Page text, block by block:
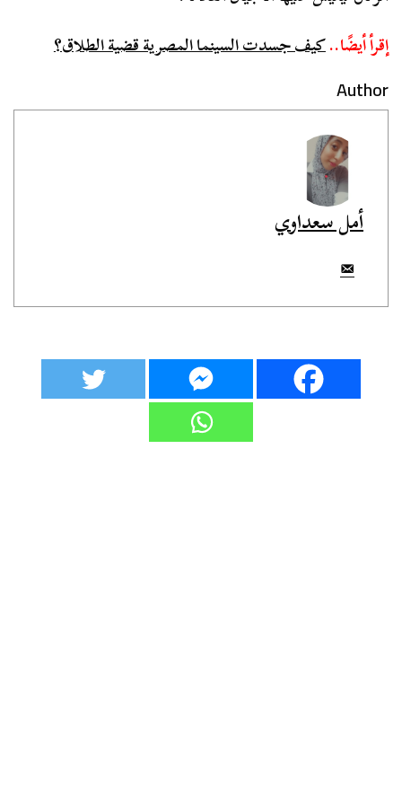
إقرأ أيضًا..كيف جسدت السينما المصرية قضية الطلاق؟
Author
أمل سعداوي